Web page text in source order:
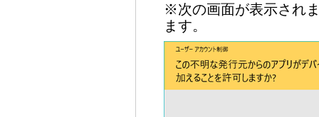
※次の画面が表示され
ます。